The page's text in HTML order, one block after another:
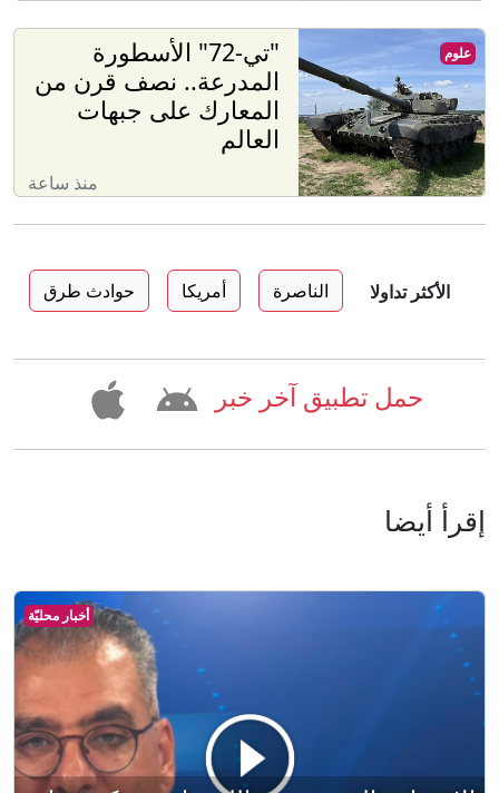
"تي-72" الأسطورة
المدرعة.. نصف قرن من
المعارك على جبهات
العالم
منذ ساعة
علوم
الأكثر تداولا الناصرة أمريكا حوادث طرق
حمل تطبيق آخر خبر
إقرأ أيضا
أخبار محليّة